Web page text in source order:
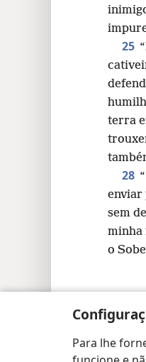
Para lhe
25
terra
28
enviar
sem
minha
o